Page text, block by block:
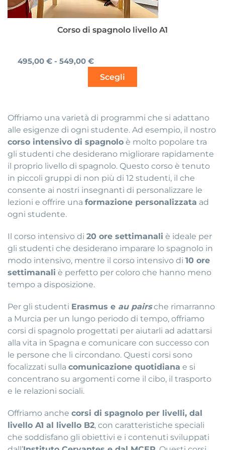
Corso di spagnolo livello A1
495,00 € - 549,00 €
Scegli
pagina
del
Offriamo una varietà di programmi che si adattano
alle esigenze di ogni studente. Ad esempio, il nostro
corso intensivo di spagnolo è molto popolare tra
gli studenti che desiderano migliorare rapidamente
il proprio livello di spagnolo. Questo corso è tenuto
in piccoli gruppi di non più di 12 studenti, il che
consente ai nostri insegnanti di personalizzare le
lezioni e offrire una formazione personalizzata ad
ogni studente.
Il corso intensivo di 20 ore settimanali è ideale per
gli studenti che desiderano imparare lo spagnolo in
modo intensivo, mentre il corso intensivo di 10 ore
settimanali è perfetto per coloro che hanno meno
tempo a disposizione.
Per gli studenti Erasmus e au pairsche rimarranno
a Murcia per un lungo periodo di tempo, offriamo
corsi di spagnolo progettati per aiutarli ad adattarsi
alla vita in Spagna e comunicare con successo con
le persone che li circondano. Questi corsi sono
focalizzati sulla comunicazione quotidiana e si
concentrano su argomenti come il cibo, il trasporto
e le relazioni sociali.
Offriamo anche corsi di spagnolo per livelli, dal
livello A1 al livello B2, con caratteristiche speciali
che soddisfano gli obiettivi e i contenuti sviluppati